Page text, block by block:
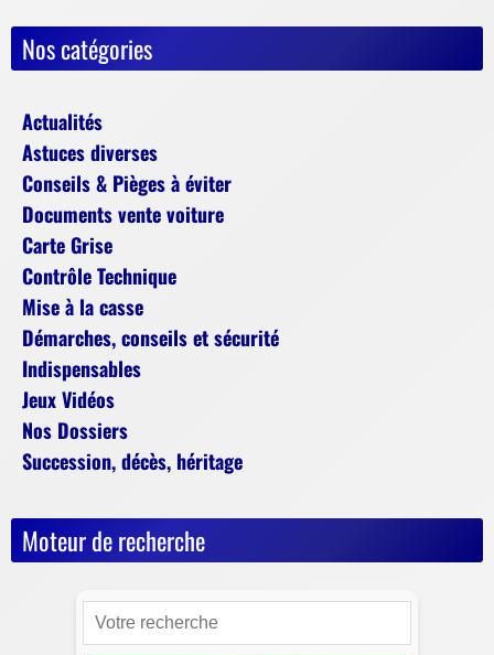
Nos catégories
Actualités
Astuces diverses
Conseils & Pièges à éviter
Documents vente voiture
Carte Grise
Contrôle Technique
Mise à la casse
Démarches, conseils et sécurité
Indispensables
Jeux Vidéos
Nos Dossiers
Succession, décès, héritage
Moteur de recherche